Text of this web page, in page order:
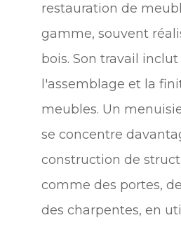
restauration de
gamme, souvent
bois. Son travail
l'assemblage et la
meubles. Un
se concentre
construction de
comme des portes,
des charpentes, en